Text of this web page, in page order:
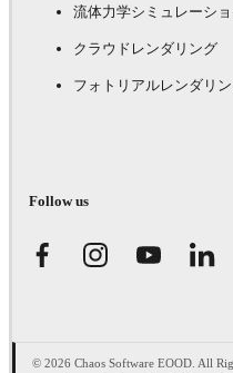
流体力学シミュレーシ
クラウドレンダリング
フォトリアルレンダリ
Follow us
© 2026 Chaos Software EOOD. All